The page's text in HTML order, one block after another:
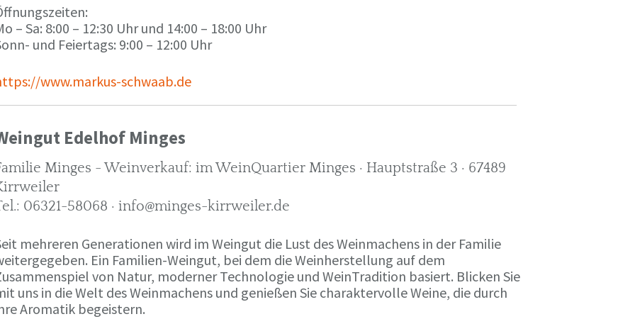
– Sa: 8:00 – 12:30 Uhr und 14:00 – 18:00 Uhr
und Feiertags: 9:00 – 12:00 Uhr
www.markus-schwaab.de
Edelhof Minges
Minges - Weinverkauf: im WeinQuartier Minges · Hauptstraße 3 · 67489
06321-58068 · info@minges-kirrweiler.de
mehreren Generationen wird im Weingut die Lust des Weinmachens in der Familie
Ein Familien-Weingut, bei dem die Weinherstellung auf dem
von Natur, moderner Technologie und WeinTradition basiert. Blicken Sie
uns in die Welt des Weinmachens und genießen Sie charaktervolle Weine, die durch
Aromatik begeistern.